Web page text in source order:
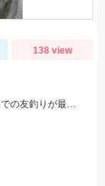
138 view
良く晴れた暑い日には、新緑の山に囲まれた冷たい河川での友釣りが最高です♪